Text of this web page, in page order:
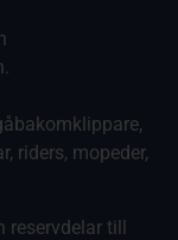
riders, mopeder,
reservdelar till